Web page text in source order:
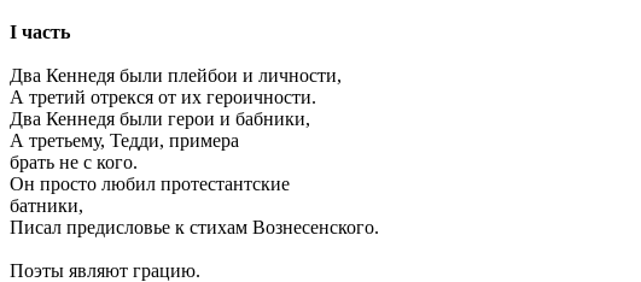
I часть
Два Кеннедя были плейбои и личности,
А третий отрекся от их героичности.
Два Кеннедя были герои и бабники,
А третьему, Тедди, примера
брать не с кого.
Он просто любил протестантские
батники,
Писал предисловье к стихам Вознесенского.
Поэты являют грацию.